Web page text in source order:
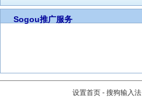
Sogou推广服务
设置首页 - 搜狗输入法